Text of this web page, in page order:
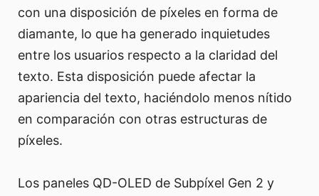
con una disposición de píxeles en forma de
diamante, lo que ha generado inquietudes
entre los usuarios respecto a la claridad del
texto. Esta disposición puede afectar la
apariencia del texto, haciéndolo menos nítido
en comparación con otras estructuras de
píxeles.
Los paneles QD-OLED de Subpíxel Gen 2 y